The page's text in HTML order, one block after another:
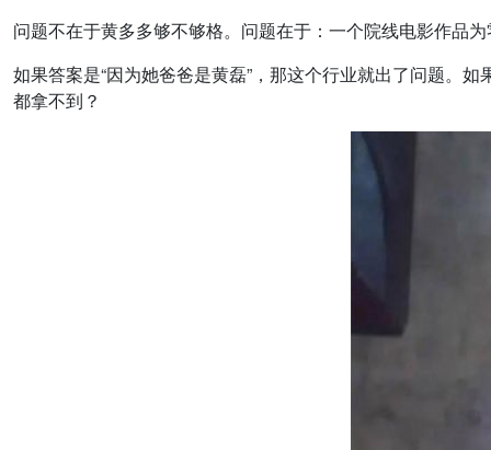
问题不在于黄多多够不够格。问题在于：一个院线电影作品
如果答案是“因为她爸爸是黄磊”，那这个行业就出了问题。
都拿不到？